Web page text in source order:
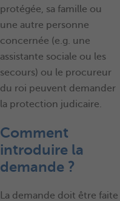
protégée, sa famille ou
une autre personne
concernée (e.g. une
assistante sociale ou les
secours) ou le procureur
du roi peuvent demander
la protection judicaire.
Comment
introduire la
demande ?
La demande doit être faite